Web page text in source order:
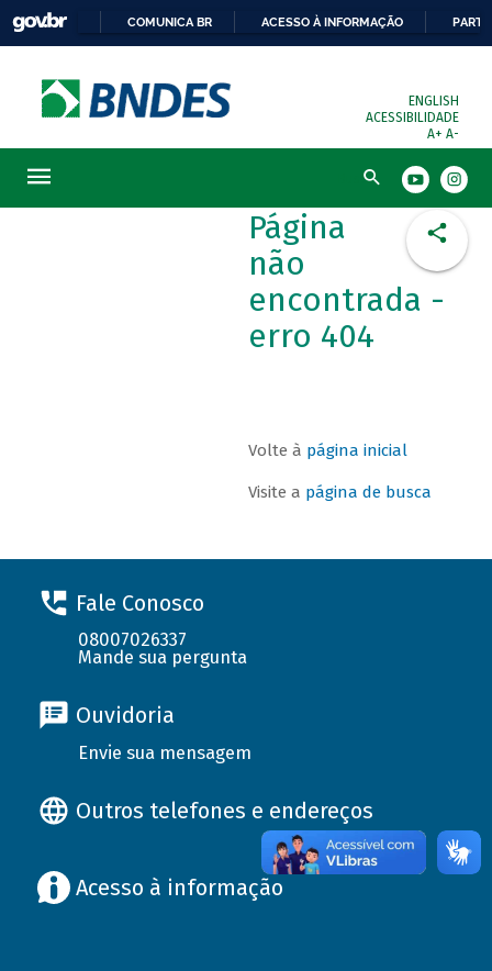
COMUNICA BR ACESSO À INFORMAÇÃO
ENGLISH
ACESSIBILIDADE
A+ A-
Busca
Página
não
encontrada -
erro 404
Volte à página inicial
Visite a página de busca
Fale Conosco
08007026337
Mande sua pergunta
Ouvidoria
Envie sua mensagem
Outros telefones e endereços
Acesso à informação